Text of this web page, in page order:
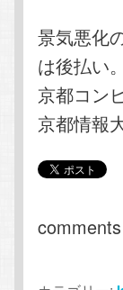
景気悪
は後払い
京都コン
京都情
comments